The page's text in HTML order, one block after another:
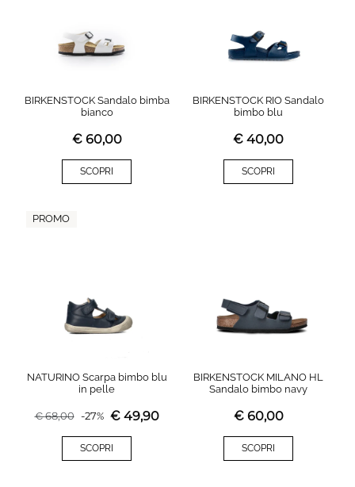
BIRKENSTOCK Sandalo bimba
bianco
€ 60,00
SCOPRI
BIRKENSTOCK RIO Sandalo
bimbo blu
€ 40,00
SCOPRI
PROMO
NATURINO Scarpa bimbo blu
in pelle
€68,00 -27% € 49,90
SCOPRI
BIRKENSTOCK MILANO HL
Sandalo bimbo navy
€ 60,00
SCOPRI